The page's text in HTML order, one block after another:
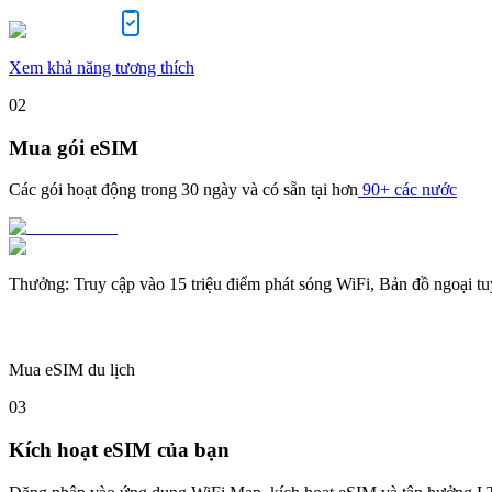
Xem khả năng tương thích
02
Mua gói eSIM
Các gói hoạt động trong 30 ngày và có sẵn tại hơn 90+ các nước
Thưởng: Truy cập vào 15 triệu điểm phát sóng WiFi, Bản đồ ngoại
Mua eSIM du lịch
03
Kích hoạt eSIM của bạn